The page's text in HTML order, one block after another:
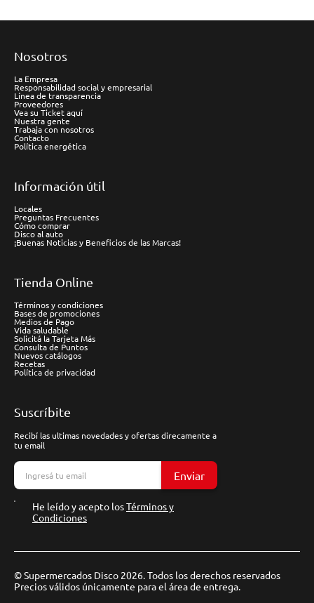
Nosotros
La Empresa
Responsabilidad social y empresarial
Línea de transparencia
Proveedores
Vea su Ticket aquí
Nuestra gente
Trabaja con nosotros
Contacto
Política energética
Información útil
Locales
Preguntas Frecuentes
Cómo comprar
Disco al auto
¡Buenas Noticias y Beneficios de las Marcas!
Tienda Online
Términos y condiciones
Bases de promociones
Medios de Pago
Vida saludable
Solicitá la Tarjeta Más
Consulta de Puntos
Nuevos catálogos
Recetas
Política de privacidad
Suscríbite
Recibí las ultimas novedades y ofertas direcamente a
tu email
Enviar
He leído y acepto losTérminos y
Condiciones
© Supermercados Disco 2026. Todos los derechos reservados
Precios válidos únicamente para el área de entrega.